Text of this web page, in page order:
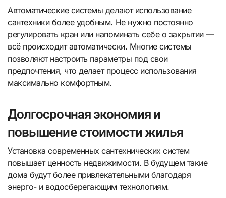
Автоматические системы делают использование
сантехники более удобным. Не нужно постоянно
регулировать кран или напоминать себе о закрытии —
всё происходит автоматически. Многие системы
позволяют настроить параметры под свои
предпочтения, что делает процесс использования
максимально комфортным.
Долгосрочная экономия и
повышение стоимости жилья
Установка современных сантехнических систем
повышает ценность недвижимости. В будущем такие
дома будут более привлекательными благодаря
энерго- и водосберегающим технологиям.